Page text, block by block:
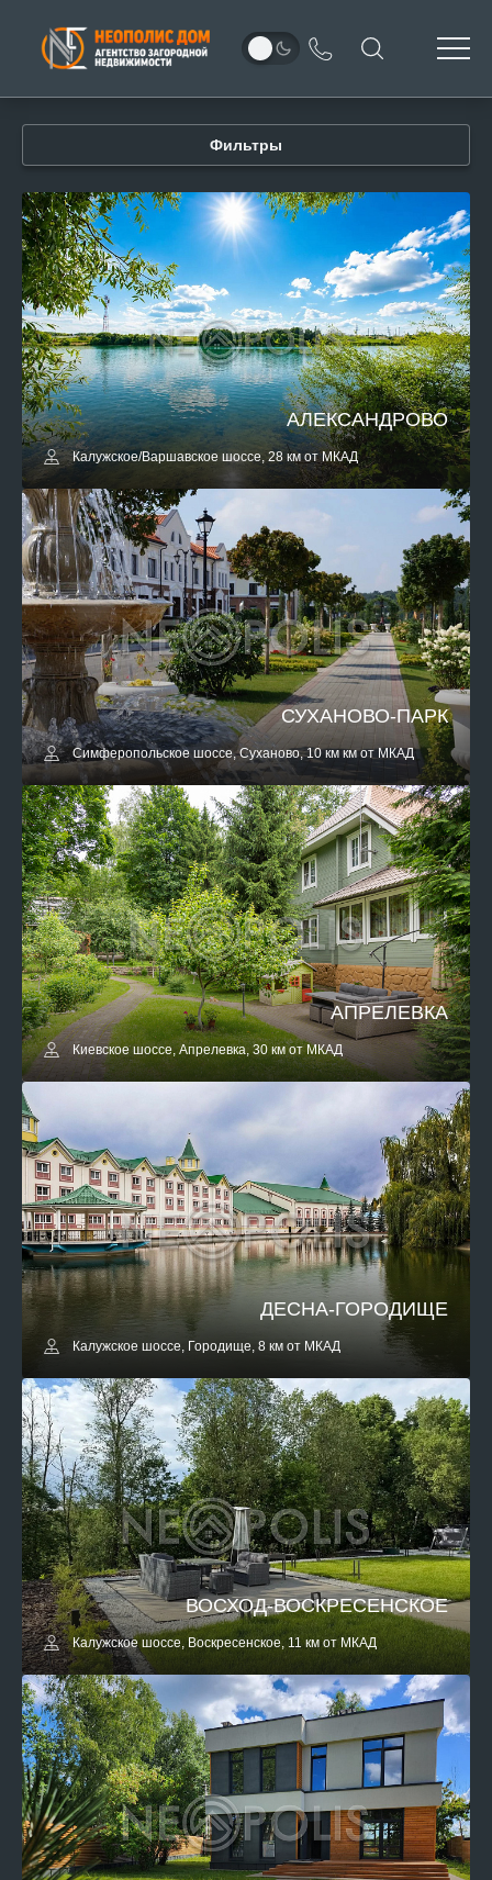
Фильтры
АЛЕКСАНДРОВО
Калужское/Варшавское шоссе, 28 км от МКАД
СУХАНОВО-ПАРК
Симферопольское шоссе, Суханово, 10 км км от МКАД
АПРЕЛЕВКА
Киевское шоссе, Апрелевка, 30 км от МКАД
ДЕСНА-ГОРОДИЩЕ
Калужское шоссе, Городище, 8 км от МКАД
ВОСХОД-ВОСКРЕСЕНСКОЕ
Калужское шоссе, Воскресенское, 11 км от МКАД